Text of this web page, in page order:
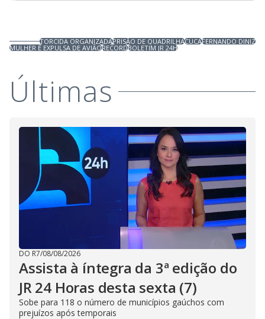
TORCIDA ORGANIZADAPRISÃO DE QUADRILHACUCAFERNANDO DINIZ
MULHER É EXPULSA DE AVIÃORECORDBOLETIM JR 24H
Últimas
DO R7/08/08/2026
Assista à íntegra da 3ª edição do
JR 24 Horas desta sexta (7)
Sobe para 118 o número de municípios gaúchos com
prejuízos após temporais